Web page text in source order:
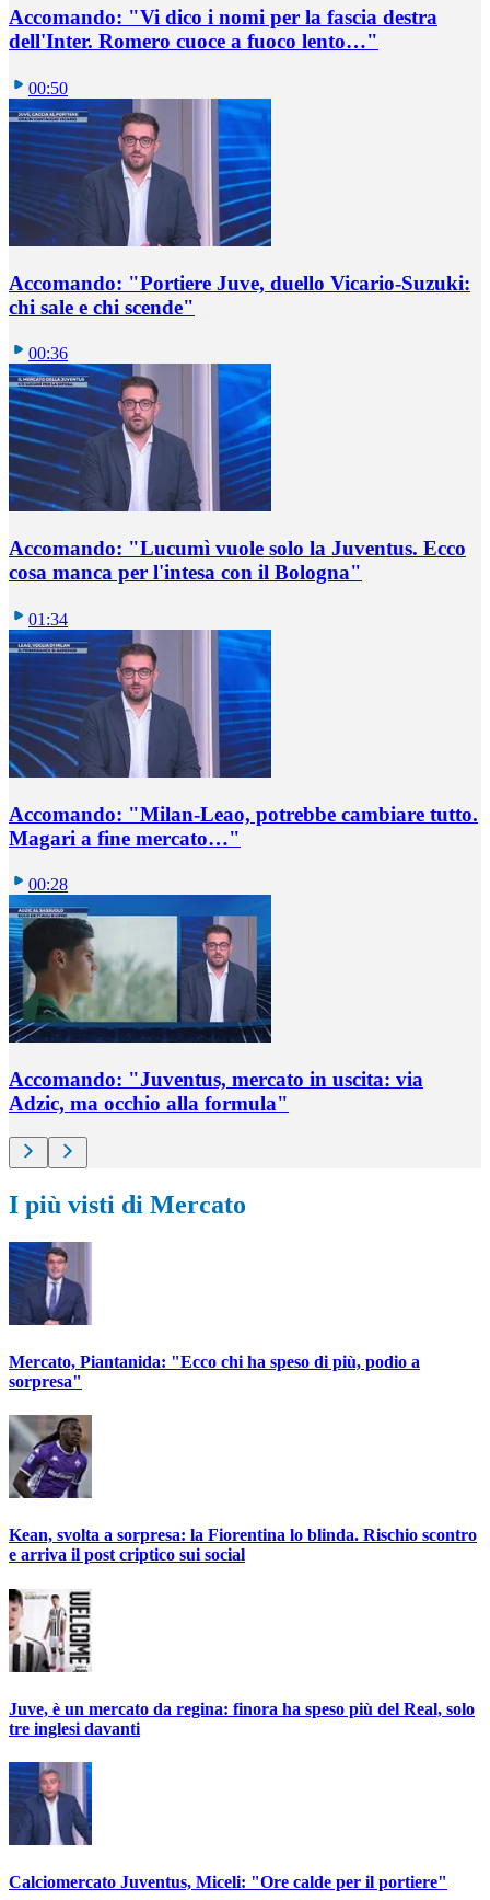
Accomando: "Vi dico i nomi per la fascia destra
dell'Inter. Romero cuoce a fuoco lento…"
00:50
Accomando: "Portiere Juve, duello Vicario-Suzuki:
chi sale e chi scende"
00:36
Accomando: "Lucumì vuole solo la Juventus. Ecco
cosa manca per l'intesa con il Bologna"
01:34
Accomando: "Milan-Leao, potrebbe cambiare tutto.
Magari a fine mercato…"
00:28
Accomando: "Juventus, mercato in uscita: via
Adzic, ma occhio alla formula"
I più visti di Mercato
Mercato, Piantanida: "Ecco chi ha speso di più, podio a
sorpresa"
Kean, svolta a sorpresa: la Fiorentina lo blinda. Rischio scontro
e arriva il post criptico sui social
Juve, è un mercato da regina: finora ha speso più del Real, solo
tre inglesi davanti
Calciomercato Juventus, Miceli: "Ore calde per il portiere"